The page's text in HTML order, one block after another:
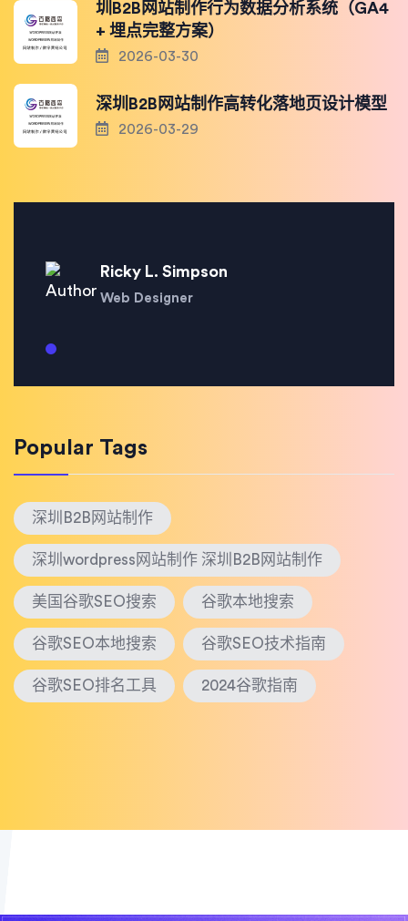
圳B2B网站制作行为数据分析系统（GA4
+ 埋点完整方案）
2026-03-30
深圳B2B网站制作高转化落地页设计模型
2026-03-29
Ricky L. Simpson
Web Designer
Popular Tags
深圳B2B网站制作
深圳wordpress网站制作 深圳B2B网站制作
美国谷歌SEO搜索 谷歌本地搜索
谷歌SEO本地搜索 谷歌SEO技术指南
谷歌SEO排名工具 2024谷歌指南